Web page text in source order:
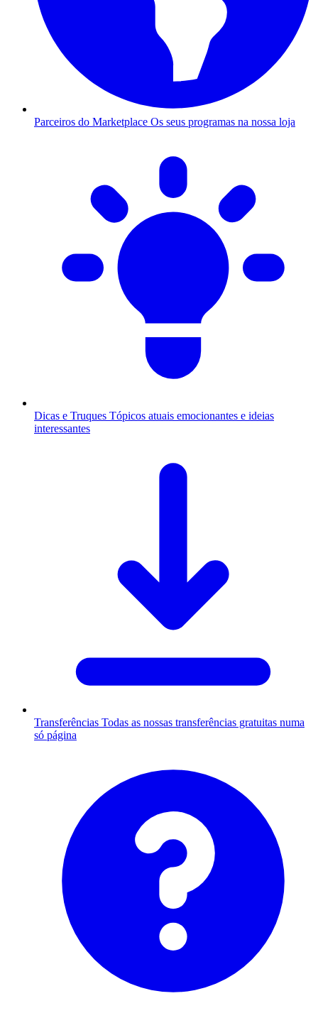
Parceiros do Marketplace Os seus programas na nossa loja
Dicas e Truques Tópicos atuais emocionantes e ideias
interessantes
Transferências Todas as nossas transferências gratuitas numa
só página